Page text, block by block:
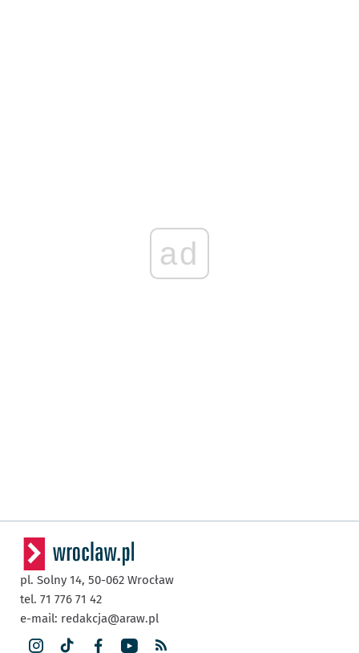
ad
pl. Solny 14, 50-062 Wrocław
tel. 71 776 71 42
e-mail: redakcja@araw.pl